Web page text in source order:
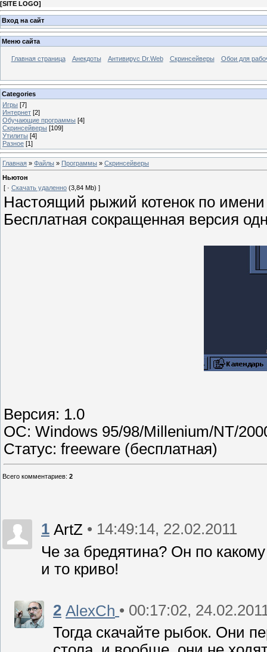
[SITE LOGO]
Вход на сайт
Меню сайта
Главная страница Анекдоты Антивирус Dr.Web Скринсейверы Обои для
Categories
Игры [7]
Интернет [2]
Обучающие программы [4]
Скринсейверы [109]
Утилиты [4]
Разное [1]
Главная » Файлы » Программы » Скринсейверы
Ньютон
[ · Скачать удаленно (3,84 Mb) ]
Настоящий рыжий котенок по
Бесплатная сокращенная версия
Версия: 1.0
ОС: Windows 95/98/Millenium/NT/
Статус: freeware (бесплатная)
Всего комментариев: 2
1 ArtZ • 14:49:14, 22.02.2011
Че за бредятина? Он по
и то криво!
2 AlexCh • 00:17:02,
Тогда скачайте рыбок. Они